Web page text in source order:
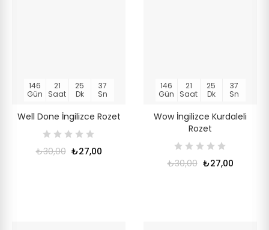
146
Gün
21
Saat
25
Dk
36
Sn
Well Done İngilizce Rozet
₺30,00 ₺27,00
146
Gün
21
Saat
25
Dk
36
Sn
Wow İngilizce Kurdaleli
Rozet
₺30,00 ₺27,00